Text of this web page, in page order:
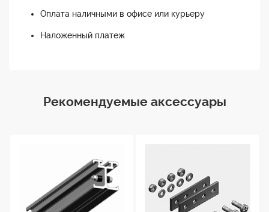
Оплата наличными в офисе или курьеру
Наложенный платеж
Рекомендуемые аксессуары